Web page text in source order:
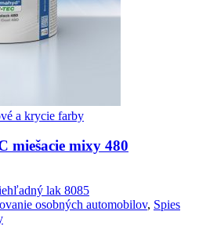
a krycie farby
miešacie mixy 480
osobných automobilov, Spies